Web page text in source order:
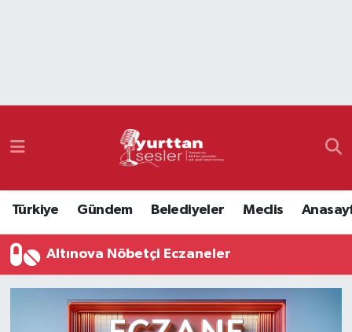
Türkiye Gündem Belediyeler Meclis
Altınova Nöbetçi Eczaneler
Namaz Vakitleri
Süper Lig Puan Durumu ve Fikstür
Tüm Manşetler
Son Dakika Haberleri